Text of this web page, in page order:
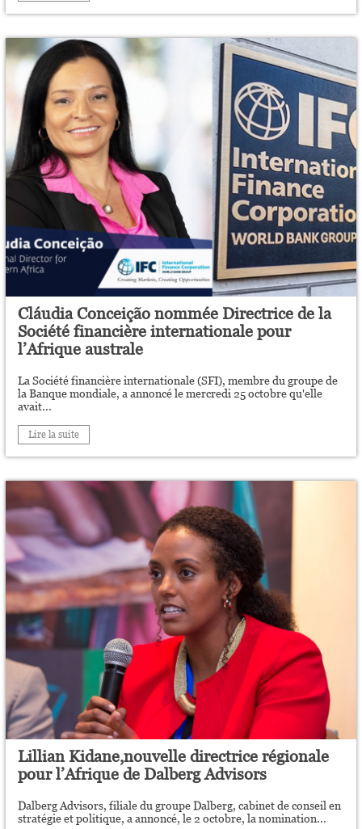
Cláudia Conceição nommée Directrice de la
Société financière internationale pour
l’Afrique australe
La Société financière internationale (SFI), membre du groupe de
la Banque mondiale, a annoncé le mercredi 25 octobre qu'elle
avait...
Lire la suite
Lillian Kidane,nouvelle directrice régionale
pour l’Afrique de Dalberg Advisors
Dalberg Advisors, filiale du groupe Dalberg, cabinet de conseil en
stratégie et politique, a annoncé, le 2 octobre, la nomination...